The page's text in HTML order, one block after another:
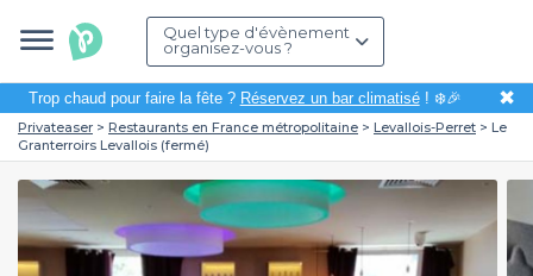
Quel type d'évènement
organisez-vous ?
Trop chaud pour faire la fête ? Réservez un bar climatisé! ❄️🎉 ✖
Privateaser Restaurants en France métropolitaine Levallois-Perret
Le
Granterroirs Levallois (fermé)